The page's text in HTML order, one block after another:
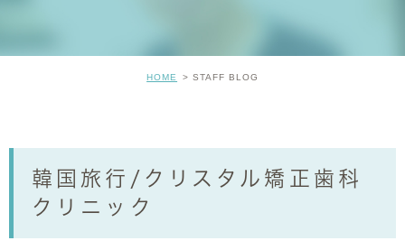
HOME STAFF BLOG
韓国旅行/クリスタル矯正歯科
クリニック